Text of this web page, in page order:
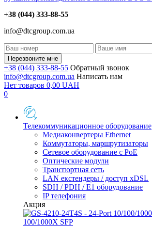
+38 (044) 333-88-55
info@dtcgroup.com.ua
Перезвоните мне
+38 (044) 333-88-55 Обратный звонок
info@dtcgroup.com.ua Написать нам
Нет товаров 0,00 UAH
0
Телекоммуникационное оборудование
Медиаконвертеры Ethernet
Коммутаторы, маршрутизаторы
Сетевое оборудование с PoE
Оптические модули
Транспортная сеть
LAN екстендеры / доступ xDSL
SDH / PDH / E1 оборудование
IP телефония
Акция